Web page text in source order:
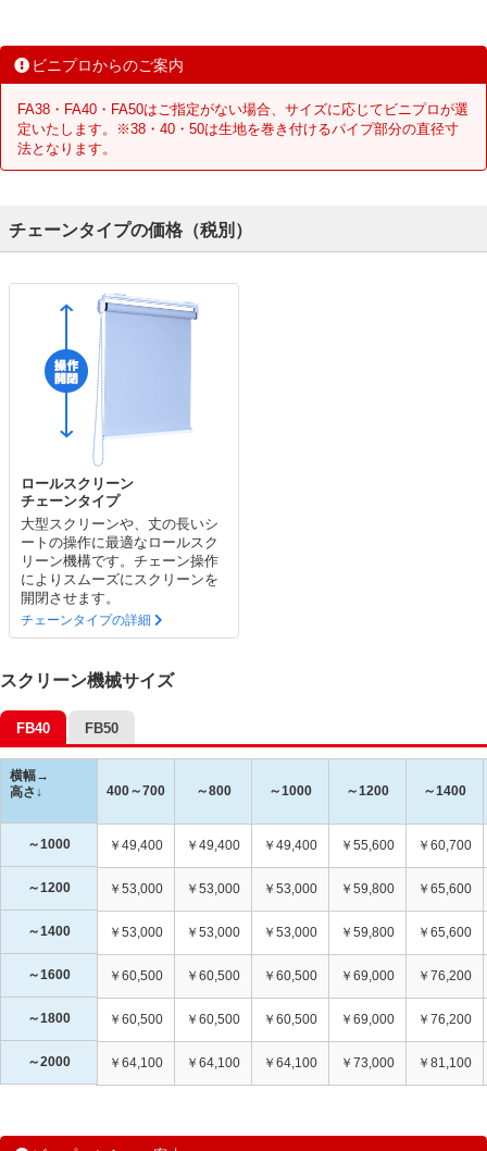
ビニプロからのご案内
FA38・FA40・FA50はご指定がない場合、サイズに応じてビニプロが選
定いたします。※38・40・50は生地を巻き付けるパイプ部分の直径寸
法となります。
チェーンタイプの価格（税別）
ロールスクリーン
チェーンタイプ
大型スクリーンや、丈の長いシ
ートの操作に最適なロールスク
リーン機構です。チェーン操作
によりスムーズにスクリーンを
開閉させます。
チェーンタイプの詳細
スクリーン機械サイズ
FB40 FB50
横幅→
高さ↓
400～700 ～800 ～1000 ～1200 ～1400
～1000 ￥49,400 ￥49,400 ￥49,400 ￥55,600 ￥60,700
～1200 ￥53,000 ￥53,000 ￥53,000 ￥59,800 ￥65,600
～1400 ￥53,000 ￥53,000 ￥53,000 ￥59,800 ￥65,600
～1600 ￥60,500 ￥60,500 ￥60,500 ￥69,000 ￥76,200
～1800 ￥60,500 ￥60,500 ￥60,500 ￥69,000 ￥76,200
～2000 ￥64,100 ￥64,100 ￥64,100 ￥73,000 ￥81,100